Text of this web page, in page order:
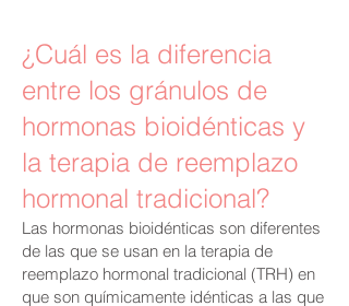
¿Cuál es la diferencia
entre los gránulos de
hormonas bioidénticas y
la terapia de reemplazo
hormonal tradicional?
Las hormonas bioidénticas son diferentes
de las que se usan en la terapia de
reemplazo hormonal tradicional (TRH) en
que son químicamente idénticas a las que